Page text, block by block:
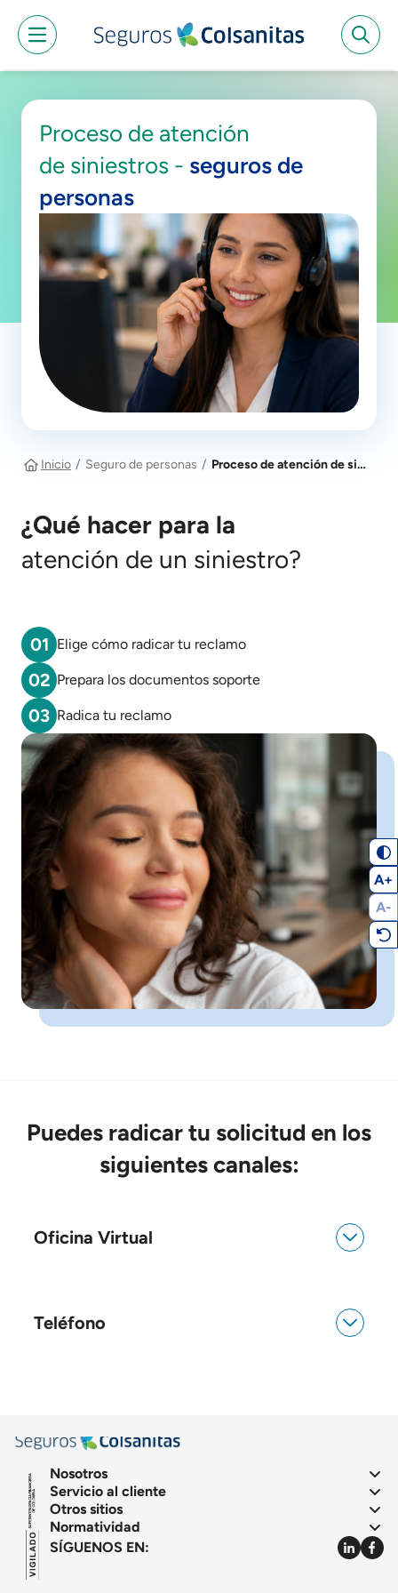
Saltar al contenido principal
Proceso de atención
de siniestros - seguros de
personas
Inicio Seguro de personas Proceso de atención de siniestros - Seguros de personas
¿Qué hacer para la
atención de un siniestro?
01 Elige cómo radicar tu reclamo
02 Prepara los documentos soporte
03 Radica tu reclamo
Puedes radicar tu solicitud en los
siguientes canales:
Oficina Virtual
Teléfono
Nosotros
Servicio al cliente
Otros sitios
Normatividad
SÍGUENOS EN:
A+
A-